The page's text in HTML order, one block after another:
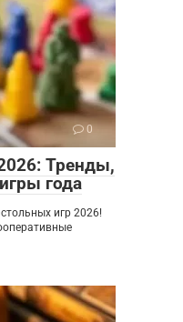
0
Тренды,
года
игр 2026!